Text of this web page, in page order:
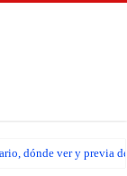
dónde ver y previa